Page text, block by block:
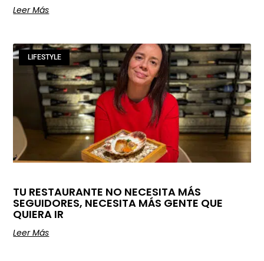
Leer Más
LIFESTYLE
TU RESTAURANTE NO NECESITA MÁS
SEGUIDORES, NECESITA MÁS GENTE QUE
QUIERA IR
Leer Más